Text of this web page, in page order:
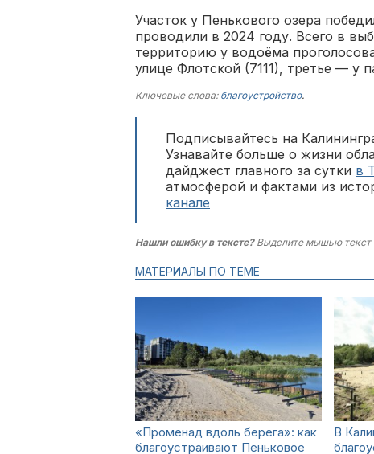
Участок у Пенькового озера
проводили в 2024 году. Всего в
территорию у водоёма
улице Флотской (7111), третье — у
Ключевые слова: благоустройство.
Подписывайтесь на
Узнавайте больше о жизни
дайджест главного за сутки в
атмосферой и фактами из
канале
Нашли ошибку в тексте?Выделите мышью текст
МАТЕРИАЛЫ ПО ТЕМЕ
«Променад вдоль берега»: как
благоустраивают Пеньковое
В